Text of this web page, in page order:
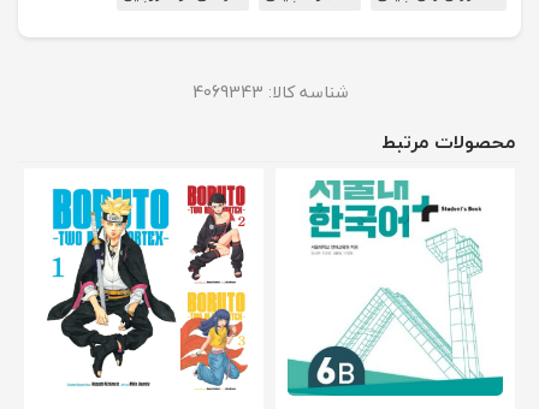
شناسه کالا: 4069343
محصولات مرتبط